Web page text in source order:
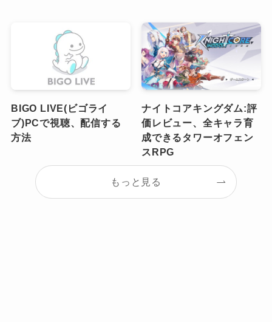
BIGO LIVE(ビゴライ
ブ)PCで視聴、配信する
方法
ナイトコアキングダム:評
価レビュー、全キャラ育
成できるタワーオフェン
スRPG
もっと見る